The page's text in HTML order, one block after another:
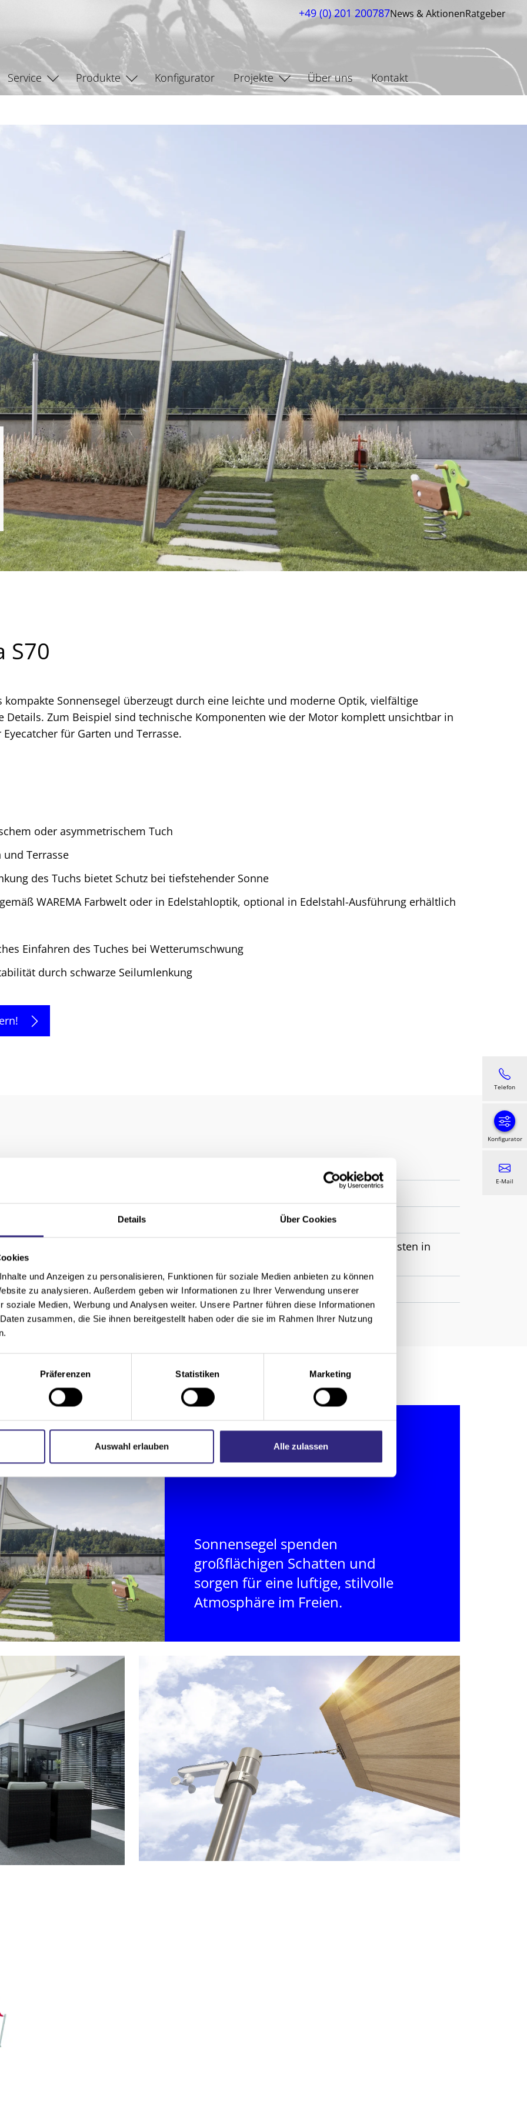
Details Über Cookies
und Anzeigen zu personalisieren, Funktionen für soziale Medien anbieten zu können
zu analysieren. Außerdem geben wir Informationen zu Ihrer Verwendung unserer
soziale Medien, Werbung und Analysen weiter. Unsere Partner führen diese Informationen
zusammen, die Sie ihnen bereitgestellt haben oder die sie im Rahmen Ihrer Nutzung
Präferenzen Statistiken Marketing
Auswahl erlauben Alle zulassen
+49 (0) 201 200787News & AktionenRatgeber
Service Produkte Konfigurator Projekte Über uns Kontakt
S70
kompakte Sonnensegel überzeugt durch eine leichte und moderne Optik, vielfältige
Details. Zum Beispiel sind technische Komponenten wie der Motor komplett unsichtbar in
für Garten und Terrasse.
oder asymmetrischem Tuch
Terrasse
des Tuchs bietet Schutz bei tiefstehender Sonne
WAREMA Farbwelt oder in Edelstahloptik, optional in Edelstahl-Ausführung erhältlich
Einfahren des Tuches bei Wetterumschwung
durch schwarze Seilumlenkung
WMS Zwischenstecker
gem. WAREMA Farbwelt oder in Edelstahloptik W4923, optional Pfosten in
Ausführung
Sonnensegel spenden
großflächigen Schatten und
sorgen für eine luftige, stilvolle
Atmosphäre im Freien.
Telefon
Konfigurator
E-Mail